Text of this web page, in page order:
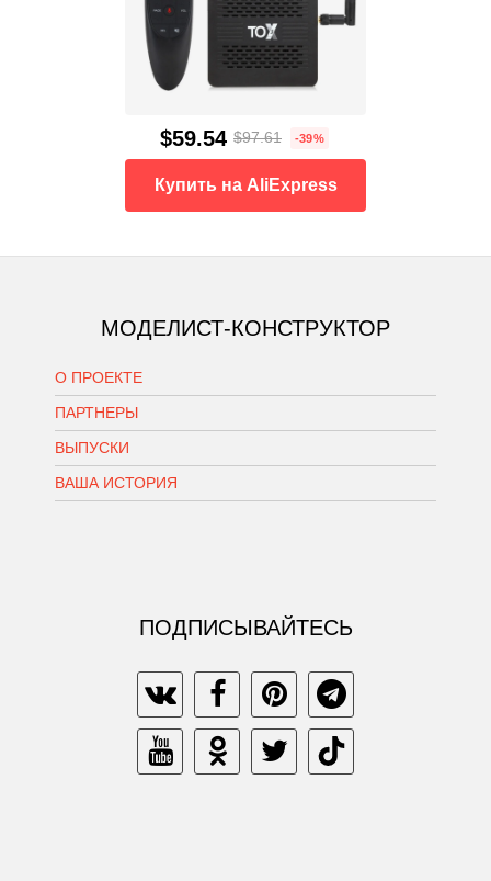
$59.54 $97.61 -39%
Купить на AliExpress
МОДЕЛИСТ-КОНСТРУКТОР
О ПРОЕКТЕ
ПАРТНЕРЫ
ВЫПУСКИ
ВАША ИСТОРИЯ
ПОДПИСЫВАЙТЕСЬ